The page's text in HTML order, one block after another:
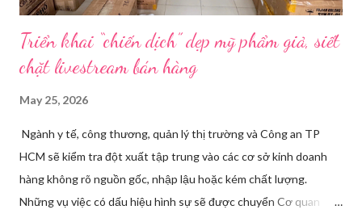
Triển khai “chiến dịch” dẹp mỹ phẩm giả, siết
chặt livestream bán hàng
May 25, 2026
Ngành y tế, công thương, quản lý thị trường và Công an TP
HCM sẽ kiểm tra đột xuất tập trung vào các cơ sở kinh doanh
hàng không rõ nguồn gốc, nhập lậu hoặc kém chất lượng.
Những vụ việc có dấu hiệu hình sự sẽ được chuyển Cơ quan